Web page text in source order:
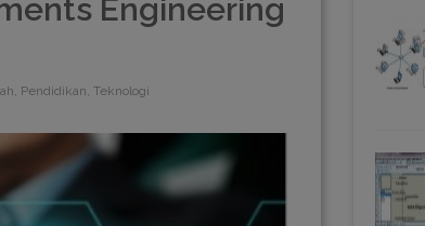
Engineering
Pendidikan, Teknologi